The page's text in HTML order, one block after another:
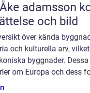
konstnären som förenar
och bild
över kända
och kulturella arv,
byggnader.
om Europa och dess